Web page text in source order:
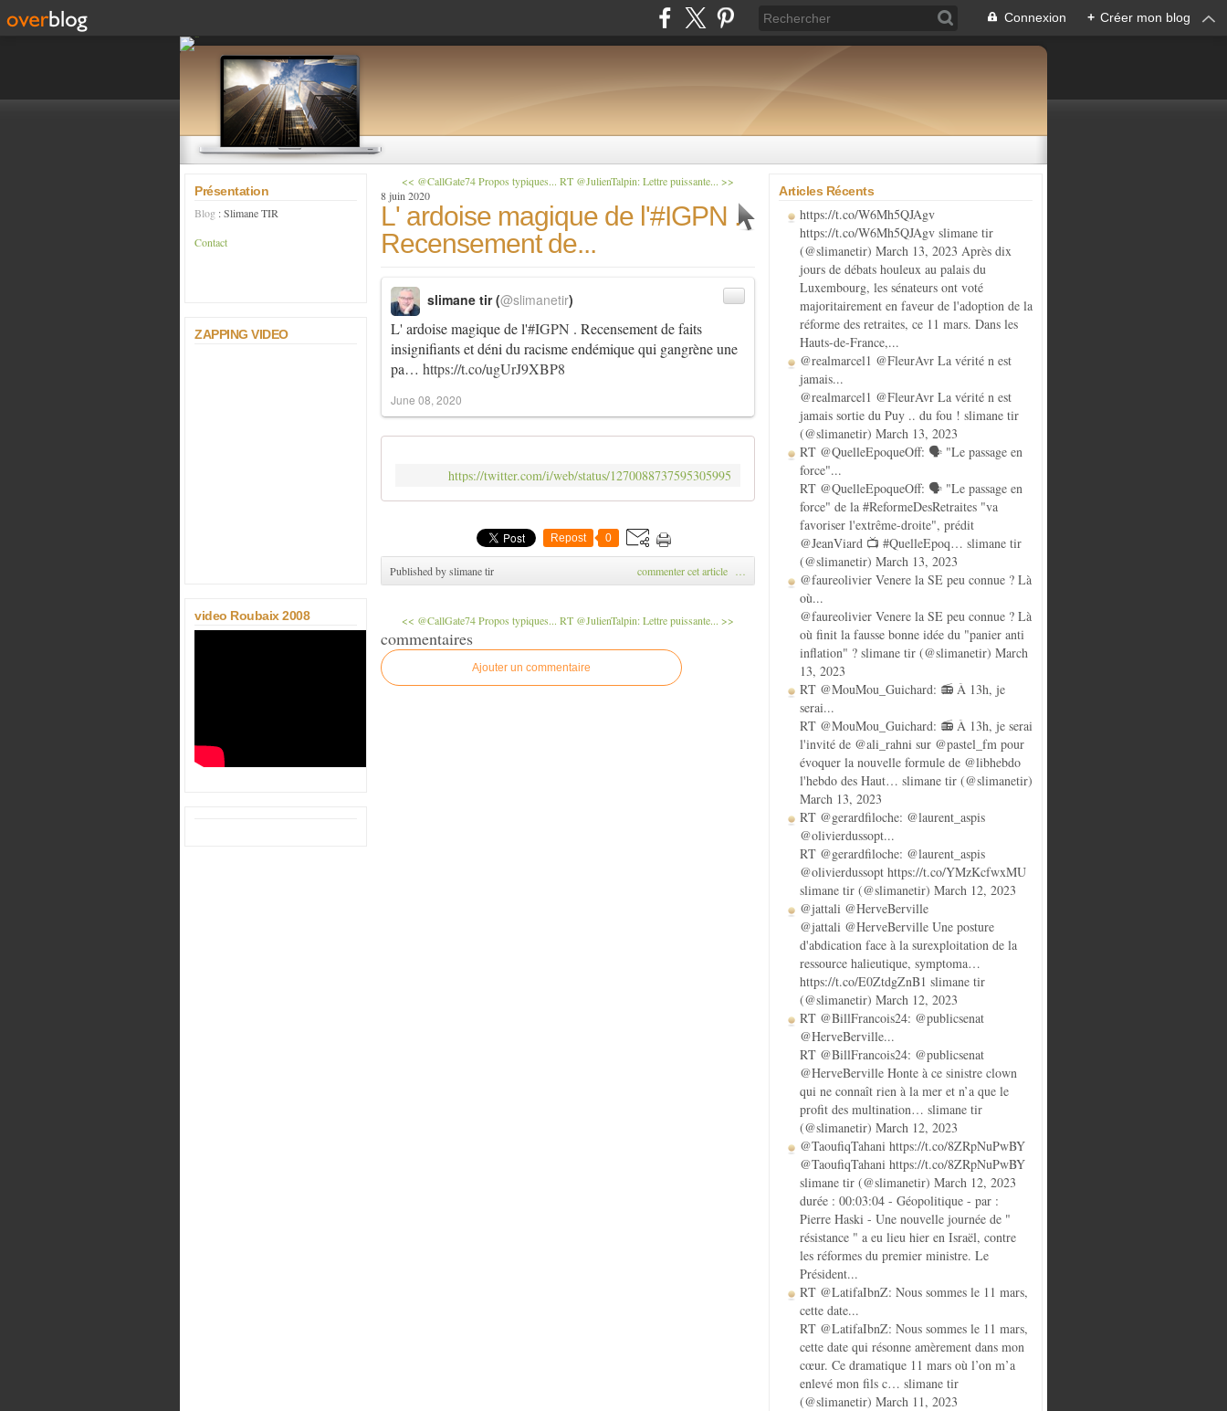
Connexion + Créer mon blog
Présentation
Blog : Slimane TIR
Contact
ZAPPING VIDEO
video Roubaix 2008
<< @CallGate74 Propos typiques... RT @JulienTalpin: Lettre puissante... >>
8 juin 2020
L' ardoise magique de l'#IGPN .
Recensement de...
L' ardoise magique de l'#IGPN . Recensement de faits
insignifiants et déni du racisme endémique qui gangrène une
pa… https://t.co/ugUrJ9XBP8
slimane tir (@slimanetir)
June 08, 2020
https://twitter.com/i/web/status/1270088737595305995
Repost 0
Published by slimane tir commenter cet article …
<< @CallGate74 Propos typiques... RT @JulienTalpin: Lettre puissante... >>
commentaires
Ajouter un commentaire
Articles Récents
https://t.co/W6Mh5QJAgv
https://t.co/W6Mh5QJAgv slimane tir
(@slimanetir) March 13, 2023 Après dix
jours de débats houleux au palais du
Luxembourg, les sénateurs ont voté
majoritairement en faveur de l'adoption de la
réforme des retraites, ce 11 mars. Dans les
Hauts-de-France,...
@realmarcel1 @FleurAvr La vérité n est
jamais...
@realmarcel1 @FleurAvr La vérité n est
jamais sortie du Puy .. du fou ! slimane tir
(@slimanetir) March 13, 2023
RT @QuelleEpoqueOff: 🗣️ "Le passage en
force"...
RT @QuelleEpoqueOff: 🗣️ "Le passage en
force" de la #ReformeDesRetraites "va
favoriser l'extrême-droite", prédit
@JeanViard 📺 #QuelleEpoq… slimane tir
(@slimanetir) March 13, 2023
@faureolivier Venere la SE peu connue ? Là
où...
@faureolivier Venere la SE peu connue ? Là
où finit la fausse bonne idée du "panier anti
inflation" ? slimane tir (@slimanetir) March
13, 2023
RT @MouMou_Guichard: 📻 À 13h, je
serai...
RT @MouMou_Guichard: 📻 À 13h, je serai
l'invité de @ali_rahni sur @pastel_fm pour
évoquer la nouvelle formule de @libhebdo
l'hebdo des Haut… slimane tir (@slimanetir)
March 13, 2023
RT @gerardfiloche: @laurent_aspis
@olivierdussopt...
RT @gerardfiloche: @laurent_aspis
@olivierdussopt https://t.co/YMzKcfwxMU
slimane tir (@slimanetir) March 12, 2023
@jattali @HerveBerville
@jattali @HerveBerville Une posture
d'abdication face à la surexploitation de la
ressource halieutique, symptoma…
https://t.co/E0ZtdgZnB1 slimane tir
(@slimanetir) March 12, 2023
RT @BillFrancois24: @publicsenat
@HerveBerville...
RT @BillFrancois24: @publicsenat
@HerveBerville Honte à ce sinistre clown
qui ne connaît rien à la mer et n’a que le
profit des multination… slimane tir
(@slimanetir) March 12, 2023
@TaoufiqTahani https://t.co/8ZRpNuPwBY
@TaoufiqTahani https://t.co/8ZRpNuPwBY
slimane tir (@slimanetir) March 12, 2023
durée : 00:03:04 - Géopolitique - par :
Pierre Haski - Une nouvelle journée de "
résistance " a eu lieu hier en Israël, contre
les réformes du premier ministre. Le
Président...
RT @LatifaIbnZ: Nous sommes le 11 mars,
cette date...
RT @LatifaIbnZ: Nous sommes le 11 mars,
cette date qui résonne amèrement dans mon
cœur. Ce dramatique 11 mars où l’on m’a
enlevé mon fils c… slimane tir
(@slimanetir) March 11, 2023